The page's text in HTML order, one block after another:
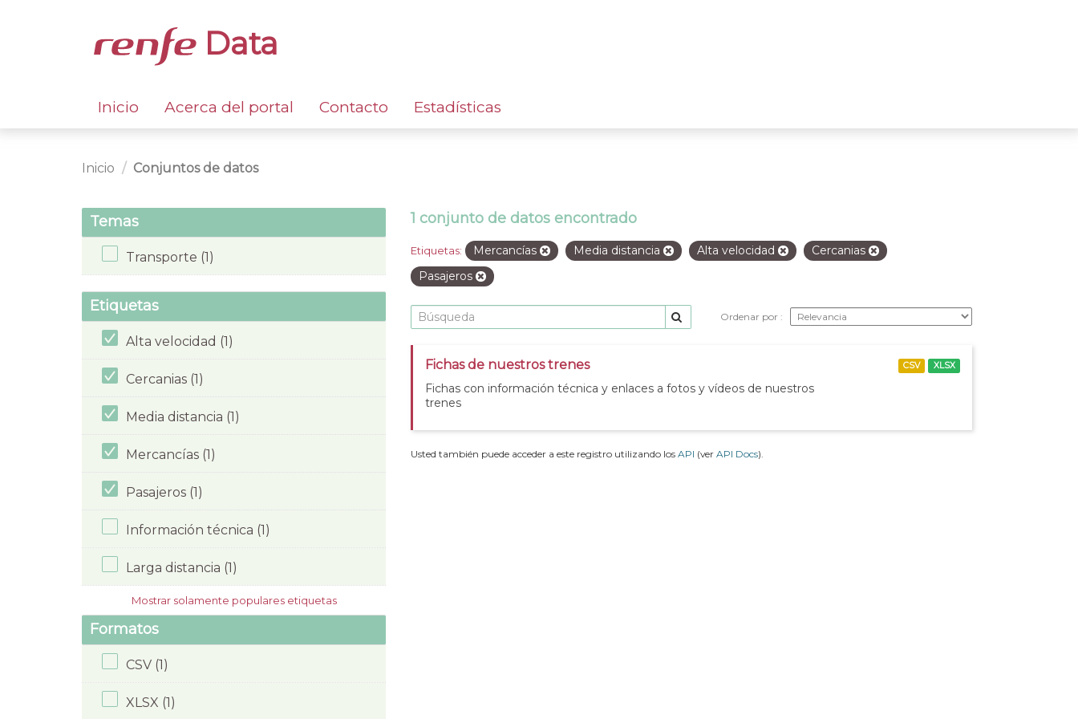
Data
Inicio Acerca del portal Contacto Estadísticas
Inicio Conjuntos de datos
Temas
Transporte (1)
Etiquetas
Alta velocidad (1)
Cercanias (1)
Media distancia (1)
Mercancías (1)
Pasajeros (1)
Información técnica (1)
Larga distancia (1)
Mostrar solamente populares etiquetas
Formatos
CSV (1)
XLSX (1)
1 conjunto de datos encontrado
Etiquetas: Mercancías Media distancia Alta velocidad
Cercanias
Pasajeros
Ordenar por
Fichas de nuestros trenes
Fichas con información técnica y enlaces a fotos y vídeos de nuestros
trenes
CSV XLSX
Usted también puede acceder a este registro utilizando los API (ver API Docs).